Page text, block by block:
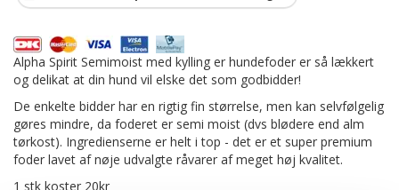
Alpha Spirit Semimoist med kylling er hundefoder er så lækkert
og delikat at din hund vil elske det som godbidder!
De enkelte bidder har en rigtig fin størrelse, men kan selvfølgelig
gøres mindre, da foderet er semi moist (dvs blødere end alm
tørkost). Ingredienserne er helt i top - det er et super premium
foder lavet af nøje udvalgte råvarer af meget høj kvalitet.
1 stk koster 20kr